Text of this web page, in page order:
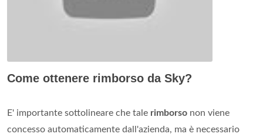
Come ottenere rimborso da Sky?
E' importante sottolineare che tale rimborso non viene
concesso automaticamente dall'azienda, ma è necessario